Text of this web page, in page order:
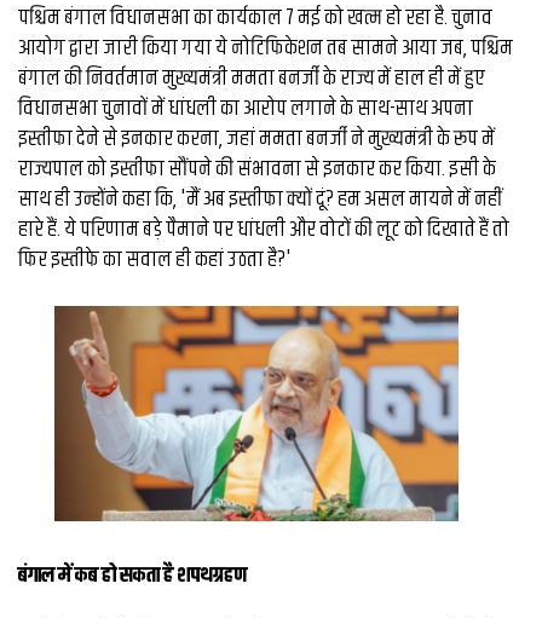
पश्चिम बंगाल विधानसभा का कार्यकाल 7 मई को खत्म हो रहा है. चुनाव
आयोग द्वारा जारी किया गया ये नोटिफिकेशन तब सामने आया जब, पश्चिम
बंगाल की निवर्तमान मुख्यमंत्री ममता बनर्जी के राज्य में हाल ही में हुए
विधानसभा चुनावों में धांधली का आरोप लगाने के साथ-साथ अपना
इस्तीफा देने से इनकार करना, जहां ममता बनर्जी ने मुख्यमंत्री के रूप में
राज्यपाल को इस्तीफा सौंपने की संभावना से इनकार कर किया. इसी के
साथ ही उन्होंने कहा कि, 'मैं अब इस्तीफा क्यों दूं? हम असल मायने में नहीं
हारे हैं. ये परिणाम बड़े पैमाने पर धांधली और वोटों की लूट को दिखाते हैं तो
फिर इस्तीफे का सवाल ही कहां उठता है?'
बंगाल में कब हो सकता है शपथग्रहण